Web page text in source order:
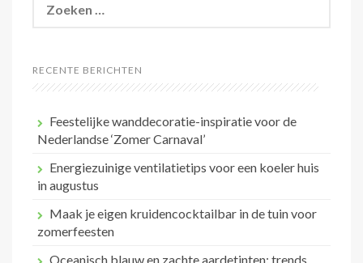
naar:
RECENTE BERICHTEN
Feestelijke wanddecoratie-inspiratie voor de
Nederlandse ‘Zomer Carnaval’
Energiezuinige ventilatietips voor een koeler huis
in augustus
Maak je eigen kruidencocktailbar in de tuin voor
zomerfeesten
Oceanisch blauw en zachte aardetinten: trends